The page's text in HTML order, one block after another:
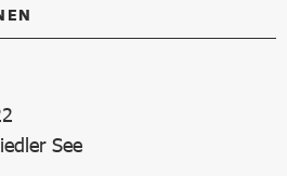
See